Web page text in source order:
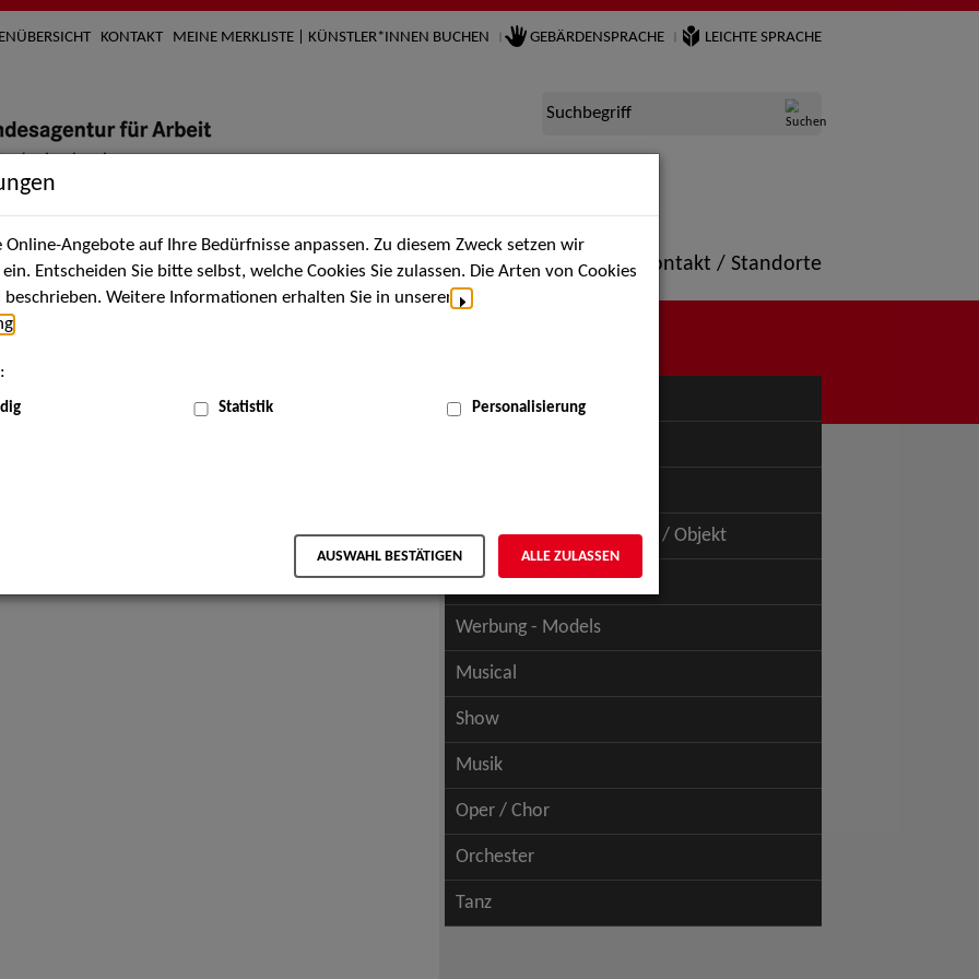
KONTAKT MEINE MERKLISTE | KÜNSTLER*INNEN BUCHEN GEBÄRDENSPRACHE LEICHTE SPRACHE
Suchbegriff
Künstler*innen Über uns Aktuelles Termine Portfolio Kontakt / Standorte
MENÜ
Schauspiel - Figur / Puppe / Objekt
Werbung - Talents
Werbung - Models
Musical
Show
Musik
Oper / Chor
Orchester
Tanz
Angebote auf Ihre Bedürfnisse anpassen. Zu diesem Zweck setzen wir
Entscheiden Sie bitte selbst, welche Cookies Sie zulassen. Die Arten von Cookies
Weitere Informationen erhalten Sie in unserer
Statistik Personalisierung
AUSWAHL BESTÄTIGEN ALLE ZULASSEN